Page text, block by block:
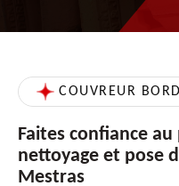
COUVREUR
Faites confiance
nettoyage et pose
Mestras